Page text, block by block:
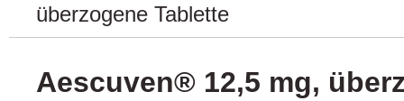
überzogene Tablette
Aescuven® 12,5 mg,